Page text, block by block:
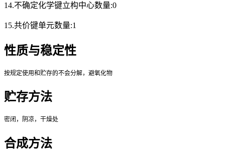
14.不确定化学键立构中心数量:0
15.共价键单元数量:1
性质与稳定性
按规定使用和贮存的不会分解，避氧化物
贮存方法
密闭，阴凉，干燥处
合成方法